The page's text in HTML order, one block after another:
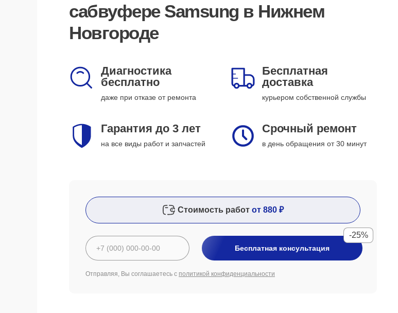
сабвуфере Samsung в Нижнем
Новгороде
Диагностика
бесплатно
даже при отказе от ремонта
Бесплатная
доставка
курьером собственной службы
Гарантия до 3 лет
на все виды работ и запчастей
Срочный ремонт
в день обращения от 30 минут
Стоимость работ от 880 ₽
Бесплатная консультация
-25%
Отправляя, Вы соглашаетесь с политикой конфиденциальности